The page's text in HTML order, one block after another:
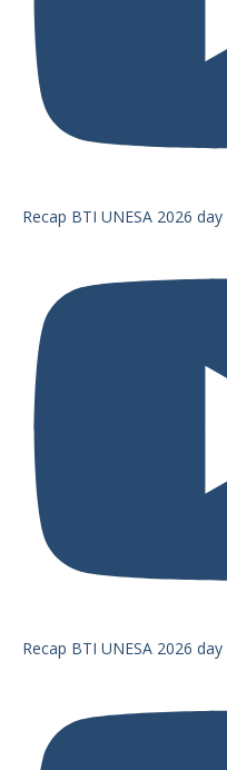
Recap BTI UNESA 2026
Recap BTI UNESA 2026 day